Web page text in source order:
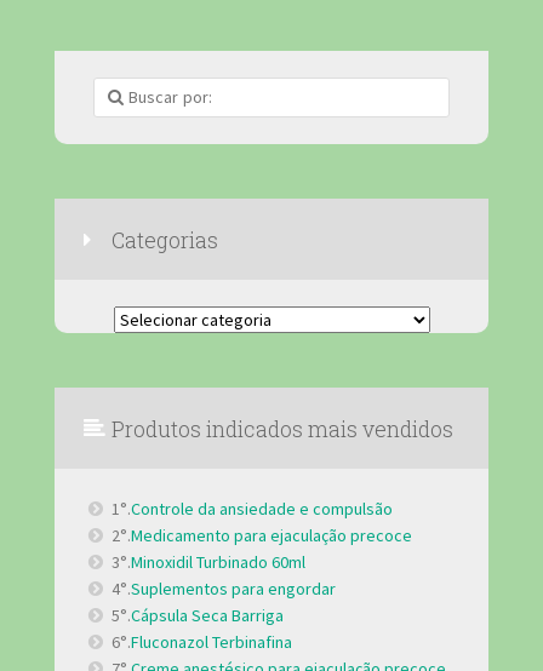
Categorias
Categorias
Produtos indicados mais vendidos
1°.Controle da ansiedade e compulsão
2°.Medicamento para ejaculação precoce
3°.Minoxidil Turbinado 60ml
4°.Suplementos para engordar
5°.Cápsula Seca Barriga
6°.Fluconazol Terbinafina